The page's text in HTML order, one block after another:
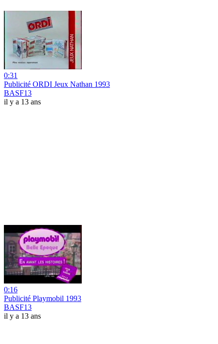
0:31
Publicité ORDI Jeux Nathan 1993
BASF13
il y a 13 ans
0:16
Publicité Playmobil 1993
BASF13
il y a 13 ans